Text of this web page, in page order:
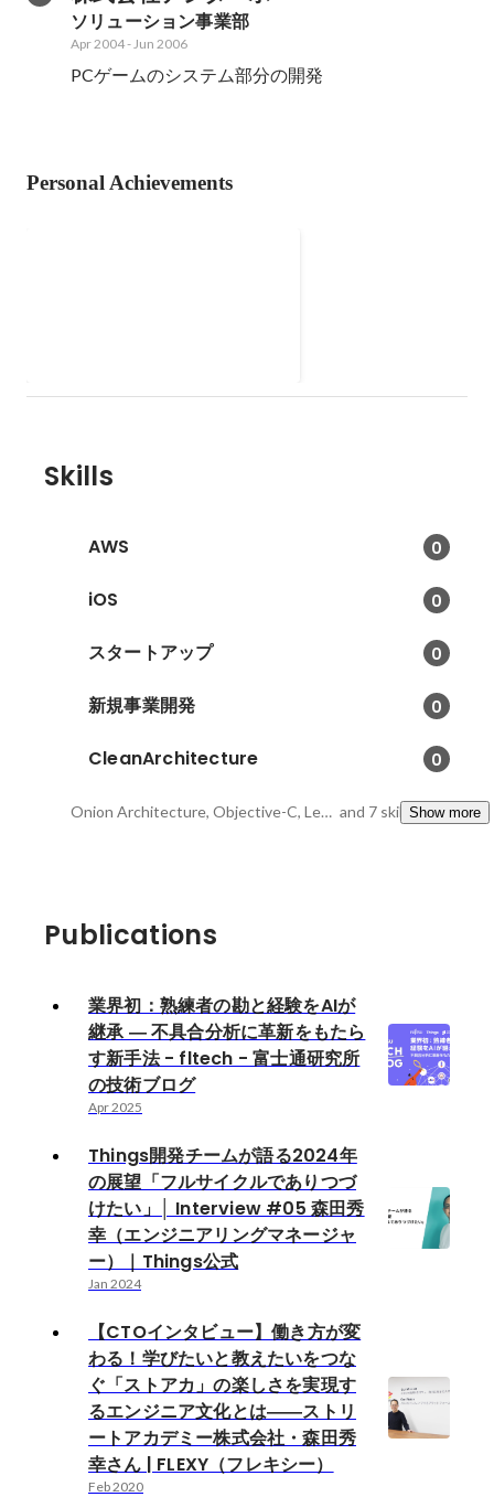
ソリューション事業部
Apr 2004-Jun 2006
PCゲームのシステム部分の開発
Personal Achievements
Skills
AWS 0
iOS 0
スタートアップ 0
新規事業開発 0
CleanArchitecture 0
Onion Architecture, Objective-C, Lean Statup and 7 skillsShow more
Publications
業界初：熟練者の勘と経験をAIが
継承 ― 不具合分析に革新をもたら
す新手法 - fltech - 富士通研究所
の技術ブログ
Apr 2025
Things開発チームが語る2024年
の展望「フルサイクルでありつづ
けたい」│ Interview #05 森田秀
幸（エンジニアリングマネージャ
ー）｜Things公式
Jan 2024
【CTOインタビュー】働き方が変
わる！学びたいと教えたいをつな
ぐ「ストアカ」の楽しさを実現す
るエンジニア文化とは――ストリ
ートアカデミー株式会社・森田秀
幸さん | FLEXY（フレキシー）
Feb 2020